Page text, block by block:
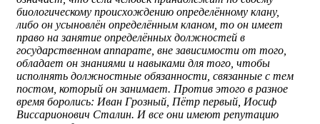
биологическому происхождению определённому клану,
либо он усыновлён определённым кланом, то он имеет
право на занятие определённых должностей в
государственном аппарате, вне зависимости от того,
обладает он знаниями и навыками для того, чтобы
исполнять должностные обязанности, связанные с тем
постом, который он занимает. Против этого в разное
время боролись: Иван Грозный, Пётр первый, Иосиф
Виссарионович Сталин. И все они имеют репутацию